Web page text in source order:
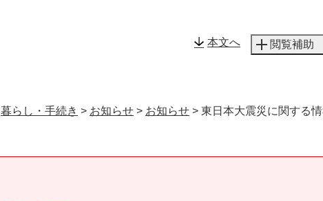
本文へ 閲覧補助
暮らし・手続き > お知らせ > お知らせ > 東日本大震災に関する情